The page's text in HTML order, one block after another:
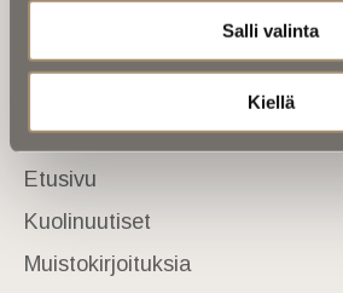
Salli valinta
Kiellä
Anna palautetta
Sivusto
Etusivu
Kuolinuutiset
Muistokirjoituksia